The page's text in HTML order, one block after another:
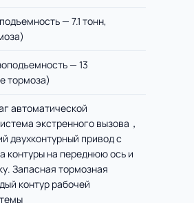
— 7.1 тонн,
— 13
тормоза)
автоматической
экстренного вызова，
двухконтурный привод с
контуры на переднюю ось и
Запасная тормозная
контур рабочей